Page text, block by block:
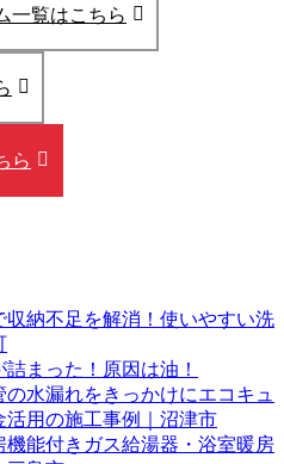
一覧はこちら
ら
収納不足を解消！使いやすい洗
まった！原因は油！
の水漏れをきっかけにエコキュ
活用の施工事例｜沼津市
機能付きガス給湯器・浴室暖房